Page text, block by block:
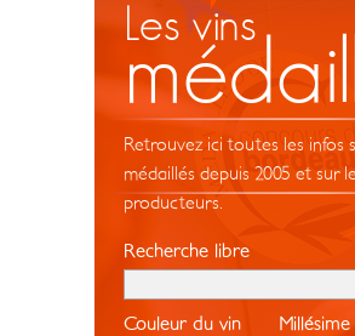
Les vins
Retrouvez ici toutes les infos
médaillés depuis 2005 et sur
producteurs.
Recherche libre
Couleur du vin Millésime